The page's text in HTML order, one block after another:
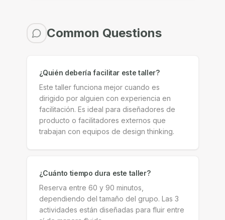
Common Questions
¿Quién debería facilitar este taller?
Este taller funciona mejor cuando es
dirigido por alguien con experiencia en
facilitación. Es ideal para diseñadores de
producto o facilitadores externos que
trabajan con equipos de design thinking.
¿Cuánto tiempo dura este taller?
Reserva entre 60 y 90 minutos,
dependiendo del tamaño del grupo. Las 3
actividades están diseñadas para fluir entre